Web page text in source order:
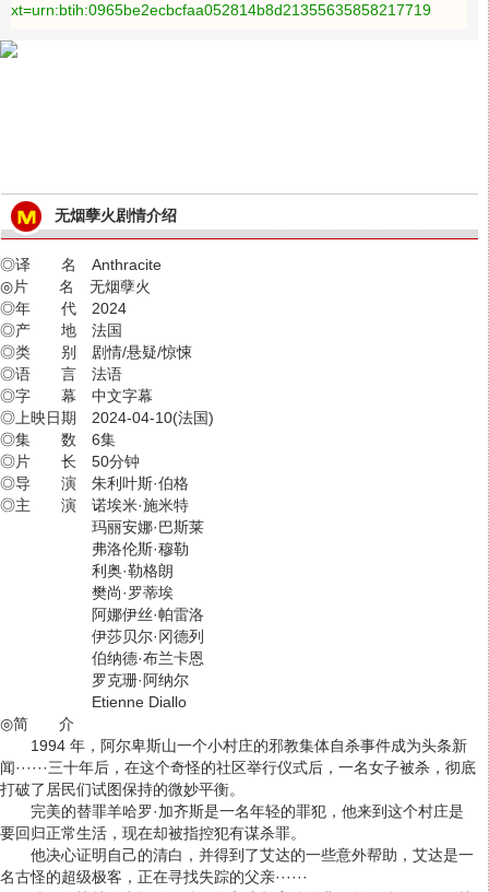
xt=urn:btih:0965be2ecbcfaa052814b8d21355635858217719
无烟孽火剧情介绍
◎译 名 Anthracite
◎片 名 无烟孽火
◎年 代 2024
◎产 地 法国
◎类 别 剧情/悬疑/惊悚
◎语 言 法语
◎字 幕 中文字幕
◎上映日期 2024-04-10(法国)
◎集 数 6集
◎片 长 50分钟
◎导 演 朱利叶斯·伯格
◎主 演 诺埃米·施米特
玛丽安娜·巴斯莱
弗洛伦斯·穆勒
利奥·勒格朗
樊尚·罗蒂埃
阿娜伊丝·帕雷洛
伊莎贝尔·冈德列
伯纳德·布兰卡恩
罗克珊·阿纳尔
Etienne Diallo
◎简 介
1994 年，阿尔卑斯山一个小村庄的邪教集体自杀事件成为头条新
闻······三十年后，在这个奇怪的社区举行仪式后，一名女子被杀，彻底
打破了居民们试图保持的微妙平衡。
完美的替罪羊哈罗·加齐斯是一名年轻的罪犯，他来到这个村庄是
要回归正常生活，现在却被指控犯有谋杀罪。
他决心证明自己的清白，并得到了艾达的一些意外帮助，艾达是一
名古怪的超级极客，正在寻找失踪的父亲······